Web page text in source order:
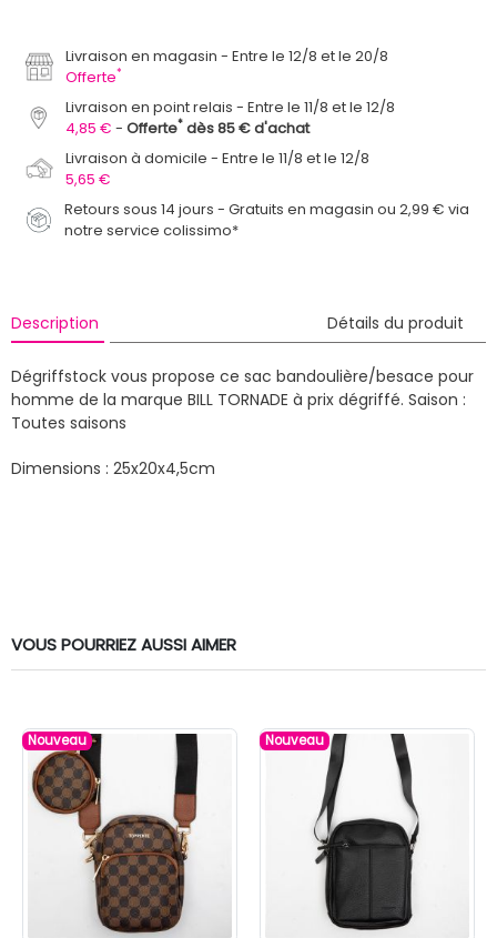
Livraison en magasin
Entre le 12/8 et le 20/8
Offerte*
Livraison en point relais
Entre le 11/8 et le 12/8
4,85 €
Offerte* dès 85 € d'achat
Livraison à domicile
Entre le 11/8 et le 12/8
5,65 €
Retours sous 14 jours - Gratuits en magasin ou 2,99 € via
notre service colissimo*
Description Détails du produit
Dégriffstock vous propose ce sac bandoulière/besace pour
homme de la marque BILL TORNADE à prix dégriffé. Saison :
Toutes saisons
Dimensions : 25x20x4,5cm
VOUS POURRIEZ AUSSI AIMER
Nouveau Nouveau